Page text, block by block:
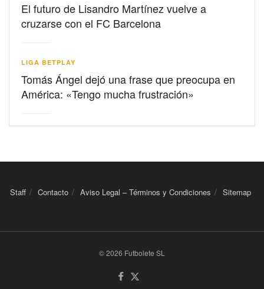
El futuro de Lisandro Martínez vuelve a
cruzarse con el FC Barcelona
LIGA BETPLAY
Tomás Ángel dejó una frase que preocupa en
América: «Tengo mucha frustración»
Staff Contacto Aviso Legal – Términos y Condiciones Sitemap
© 2026 Futbolete SL